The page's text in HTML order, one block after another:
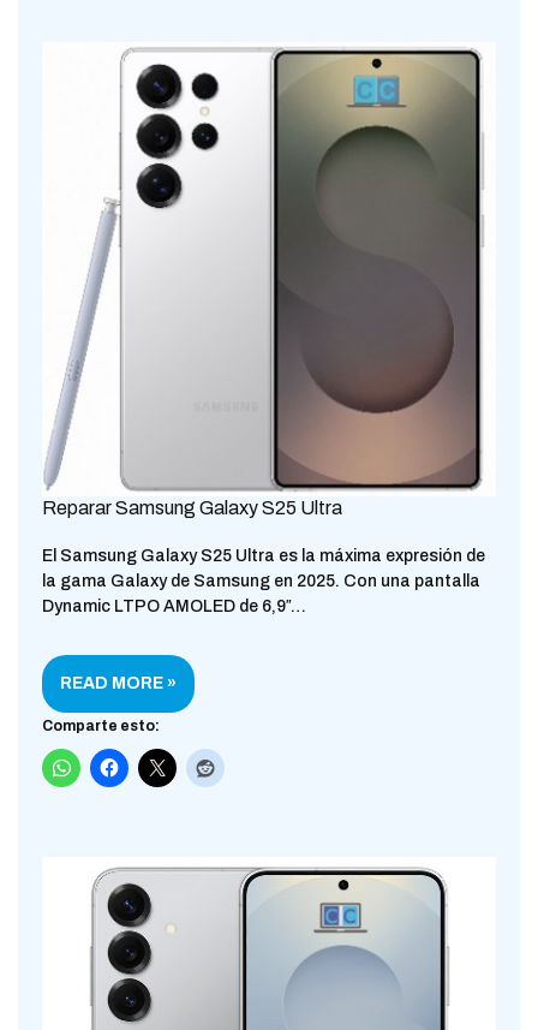
Reparar Samsung Galaxy S25 Ultra
El Samsung Galaxy S25 Ultra es la máxima expresión de
la gama Galaxy de Samsung en 2025. Con una pantalla
Dynamic LTPO AMOLED de 6,9″…
READ MORE »
Comparte esto: